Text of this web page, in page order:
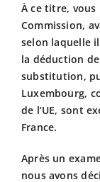
À ce titre, vous
Commission,
selon laquelle
la déduction
substitution,
Luxembourg,
de l’UE, sont
France.
Après un
nous avons